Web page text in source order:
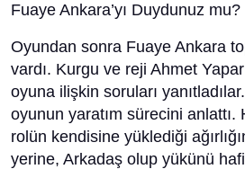
Fuaye Ankara’yı Duydunuz mu?
Oyundan sonra Fuaye Ankara
vardı. Kurgu ve reji Ahmet
oyuna ilişkin soruları
oyunun yaratım sürecini
rolün kendisine yüklediği
yerine, Arkadaş olup yükünü